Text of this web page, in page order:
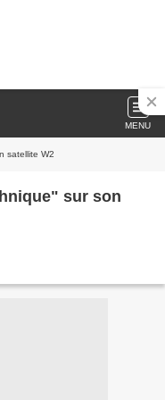
MENU
satellite W2
sur son